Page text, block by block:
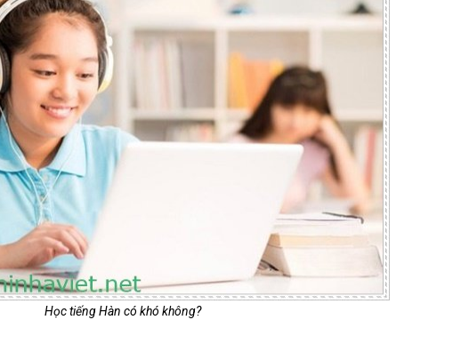
Học tiếng Hàn có khó không?